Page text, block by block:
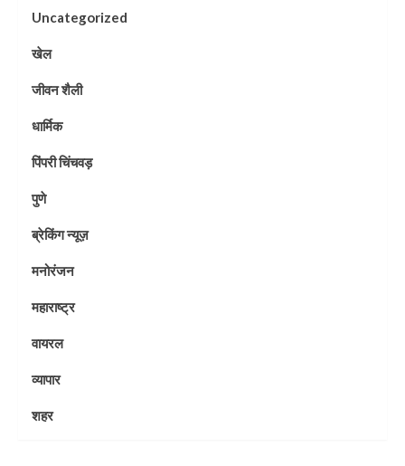
Uncategorized
खेल
जीवन शैली
धार्मिक
पिंपरी चिंचवड़
पुणे
ब्रेकिंग न्यूज़
मनोरंजन
महाराष्ट्र
वायरल
व्यापार
शहर